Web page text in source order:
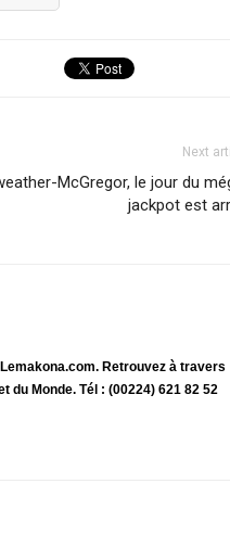
Next
McGregor, le jour du
jackpot est
Retrouvez à travers
Monde. Tél : (00224) 621 82 52